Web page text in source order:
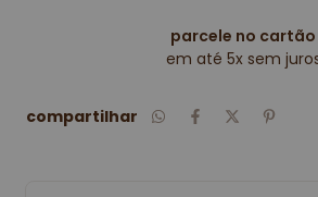
parcele no cartão
em até 5x sem
compartilhar